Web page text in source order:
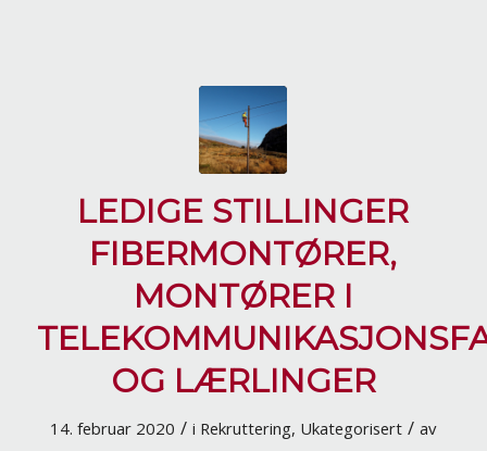
LEDIGE STILLINGER
FIBERMONTØRER,
MONTØRER I
OG LÆRLINGER
14. februar 2020 / i Rekruttering, Ukategorisert / av